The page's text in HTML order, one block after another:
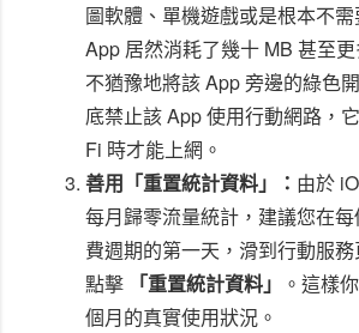
圖軟體、單機遊戲或是根本不
App 居然消耗了幾十 MB 甚至
不猶豫地將該 App 旁邊的綠色
底禁止該 App 使用行動網路，
Fi 時才能上網。
善用「重置統計資料」： 由於
每月歸零流量統計，建議您在
費週期的第一天，滑到行動服務
點擊
「重置統計資料」
。這樣
個月的真實使用狀況。